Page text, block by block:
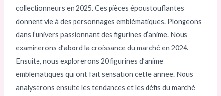
collectionneurs en 2025. Ces pièces époustouflantes
donnent vie à des personnages emblématiques. Plongeons
dans l’univers passionnant des figurines d’anime. Nous
examinerons d’abord la croissance du marché en 2024.
Ensuite, nous explorerons 20 figurines d’anime
emblématiques qui ont fait sensation cette année. Nous
analyserons ensuite les tendances et les défis du marché